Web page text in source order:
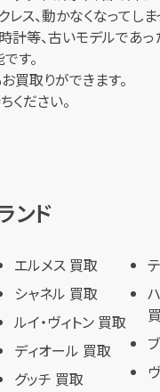
ス、動かなくなってし
計等、古いモデルであっ
す。
買取りができます。
ください。
ンド
エルメス 買取
シャネル 買取
ルイ・ヴィトン 買取
ディオール 買取
グッチ 買取